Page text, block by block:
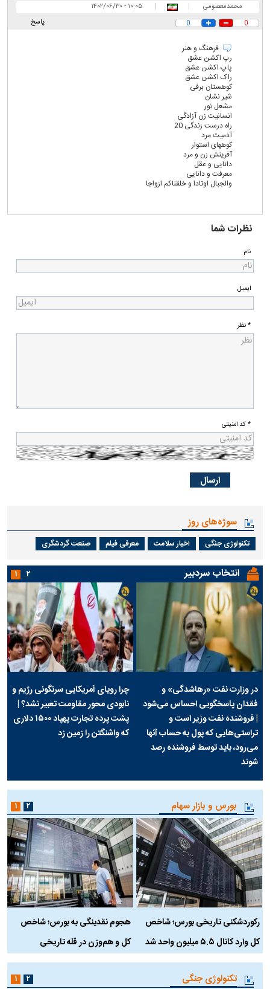
محمدمعصومی |
|
۱۰:۰۵ - ۱۴۰۲/۰۶/۳۰
پاسخ
0
0
فرهنگ و هنر
رپ اکشن عشق
پاپ اکشن عشق
راک اکشن عشق
کوهستان برفی
شیر نشان
مشعل نور
انسانیت زن آزادگی
راه درست زندگی 20
آدمیت مرد
کوههای استوار
آفرینش زن و مرد
دانایی و عقل
معرفت و دانایی
والجبال اوتادا و خلقناکم ازواجا
نظرات شما
نام
ایمیل
* نظر
* کد امنیتی
سوژه‌های روز
تکنولوژی جنگی اخبار سلامت معرفی فیلم صنعت گردشگری
انتخاب سردبیر
در وزارت نفت «رهاشدگی» و
فقدان پاسخگویی احساس می‌شود
| فروشنده نفت وزیر است و
تراستی‌هایی که پول به حساب آنها
می‌رود، باید توسط فروشنده رصد
شوند
چرا رویای آمریکایی سرنگونی رژیم و
نابودی محور مقاومت تعبیر نشد؟ |
پشت پرده تجارت پهپاد‌ ۱۵۰۰ دلاری
که واشنگتن را زمین زد
۱ ۲
بورس و بازار سهام
رکوردشکنی تاریخی بورس؛ شاخص
کل وارد کانال ۵.۵ میلیون واحد شد
هجوم نقدینگی به بورس؛ شاخص
کل و هم‌وزن در قله تاریخی
۱ ۲
تکنولوژی جنگی ۱ ۲